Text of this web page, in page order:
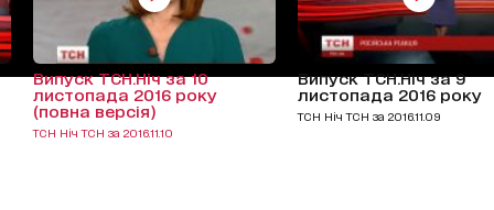
Випуск ТСН.Ніч за 10
листопада 2016 року
(повна версія)
ТСН Ніч ТСН за 2016.11.10
Випуск ТСН.Ніч за 9
листопада 2016 року
ТСН Ніч ТСН за 2016.11.09